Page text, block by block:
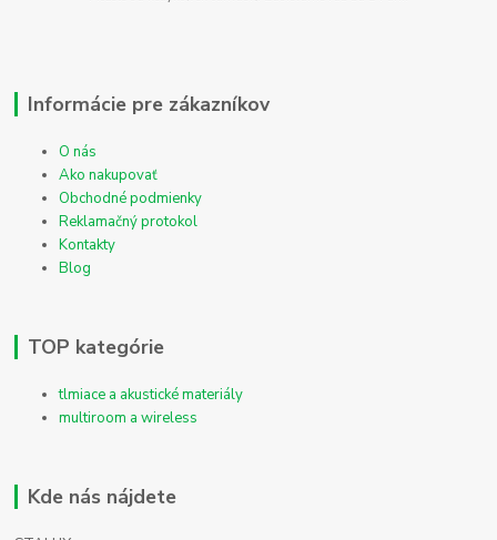
Informácie pre zákazníkov
O nás
Ako nakupovať
Obchodné podmienky
Reklamačný protokol
Kontakty
Blog
TOP kategórie
tlmiace a akustické materiály
multiroom a wireless
Kde nás nájdete